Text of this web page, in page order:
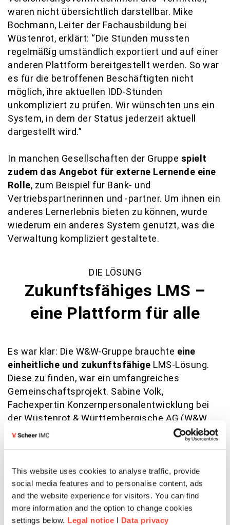
This website uses cookies to analyse traffic, provide
social media features and to personalise content, ads
and the website experience for visitors. You can find
more information and the option to change cookies
settings below. Legal notice I Data privacy
waren nicht übersichtlich darstellbar. Mike
Bochmann, Leiter der Fachausbildung bei
Wüstenrot, erklärt: “Die Stunden mussten
regelmäßig umständlich exportiert und auf einer
anderen Plattform bereitgestellt werden. So war
es für die betroffenen Beschäftigten nicht
möglich, ihre aktuellen IDD-Stunden
unkompliziert zu prüfen. Wir wünschten uns ein
System, in dem der Status jederzeit aktuell
dargestellt wird.”
In manchen Gesellschaften der Gruppe spielt
zudem das Angebot für externe Lernende eine
Rolle, zum Beispiel für Bank- und
Vertriebspartnerinnen und -partner. Um ihnen ein
anderes Lernerlebnis bieten zu können, wurde
wiederum ein anderes System genutzt, was die
Verwaltung kompliziert gestaltete.
DIE LÖSUNG
Zukunftsfähiges LMS –
eine Plattform für alle
Es war klar: Die W&W-Gruppe brauchte eine
einheitliche und zukunftsfähige LMS-Lösung.
Diese zu finden, war ein umfangreiches
Gemeinschaftsprojekt. Sabine Volk,
Fachexpertin Konzernpersonalentwicklung bei
der Wüstenrot & Württembergische AG (W&W
AG), erinnert sich: “L&D-Verantwortliche aus den
verschiedenen Gesellschaften sowie aus
Anfang an involviert. Wir haben zunächst unsere
heterogenen Anforderungen zusammengetragen
und sind mit diesem umfangreichen Katalog auf
verschiedene Anbieter zugegangen.”